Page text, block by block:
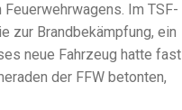
Im TSF-
zur Brandbekämpfung, ein
neue Fahrzeug hatte fast
der FFW betonten,